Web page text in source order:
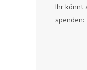
Ihr könnt
spenden: